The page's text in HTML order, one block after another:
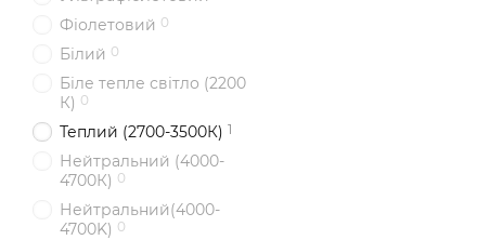
Фіолетовий 0
Білий 0
Біле тепле світло (2200
К) 0
Теплий (2700-3500К) 1
Нейтральний (4000-
4700К) 0
Нейтральний(4000-
4700K) 0